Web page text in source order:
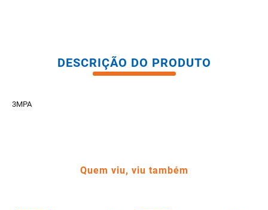
DESCRIÇÃO DO PRODUTO
3MPA
Quem viu, viu também